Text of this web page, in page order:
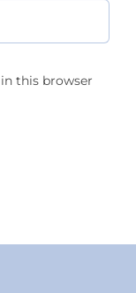
this browser